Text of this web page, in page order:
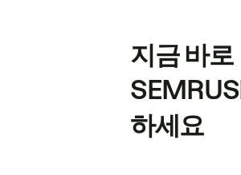
지금 바로
하세요